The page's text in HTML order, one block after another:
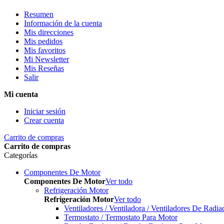
Resumen
Información de la cuenta
Mis direcciones
Mis pedidos
Mis favoritos
Mi Newsletter
Mis Reseñas
Salir
Mi cuenta
Iniciar sesión
Crear cuenta
Carrito de compras
Carrito de compras
Categorías
Componentes De Motor
Componentes De MotorVer todo
Refrigeración Motor
Refrigeración MotorVer todo
Ventiladores / Ventiladora / Ventiladores De
Termostato / Termostato Para Motor